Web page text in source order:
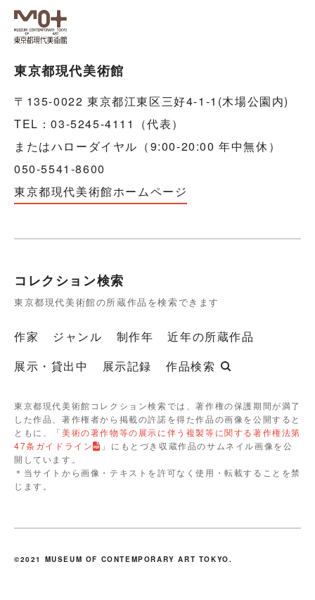
東京都現代美術館
〒135-0022 東京都江東区三好4-1-1(木場公園内)
TEL：03-5245-4111（代表）
またはハローダイヤル（9:00-20:00 年中無休）
050-5541-8600
東京都現代美術館ホームページ
コレクション検索
東京都現代美術館の所蔵作品を検索できます
作家 ジャンル 制作年
近年の所蔵作品
展示・貸出中
展示記録 作品検索
東京都現代美術館コレクション検索では、著作権の保護期間が満了
した作品、著作権者から掲載の許諾を得た作品の画像を公開すると
ともに、「美術の著作物等の展示に伴う複製等に関する著作権法第
47条ガイドライン
」にもとづき収蔵作品のサムネイル画像を公
開しています。
＊当サイトから画像・テキストを許可なく使用・転載することを禁
じます。
©2021 MUSEUM OF CONTEMPORARY ART TOKYO.